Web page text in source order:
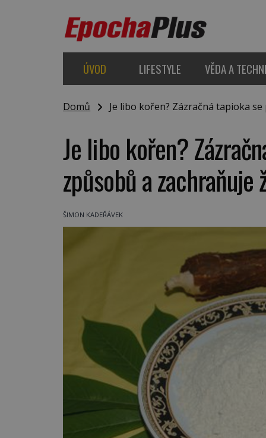
ÚVOD LIFESTYLE VĚDA A
Domů Je libo kořen? Zázračná tapioka
Je libo kořen?
způsobů a zachraňuje
ŠIMON KADEŘÁVEK